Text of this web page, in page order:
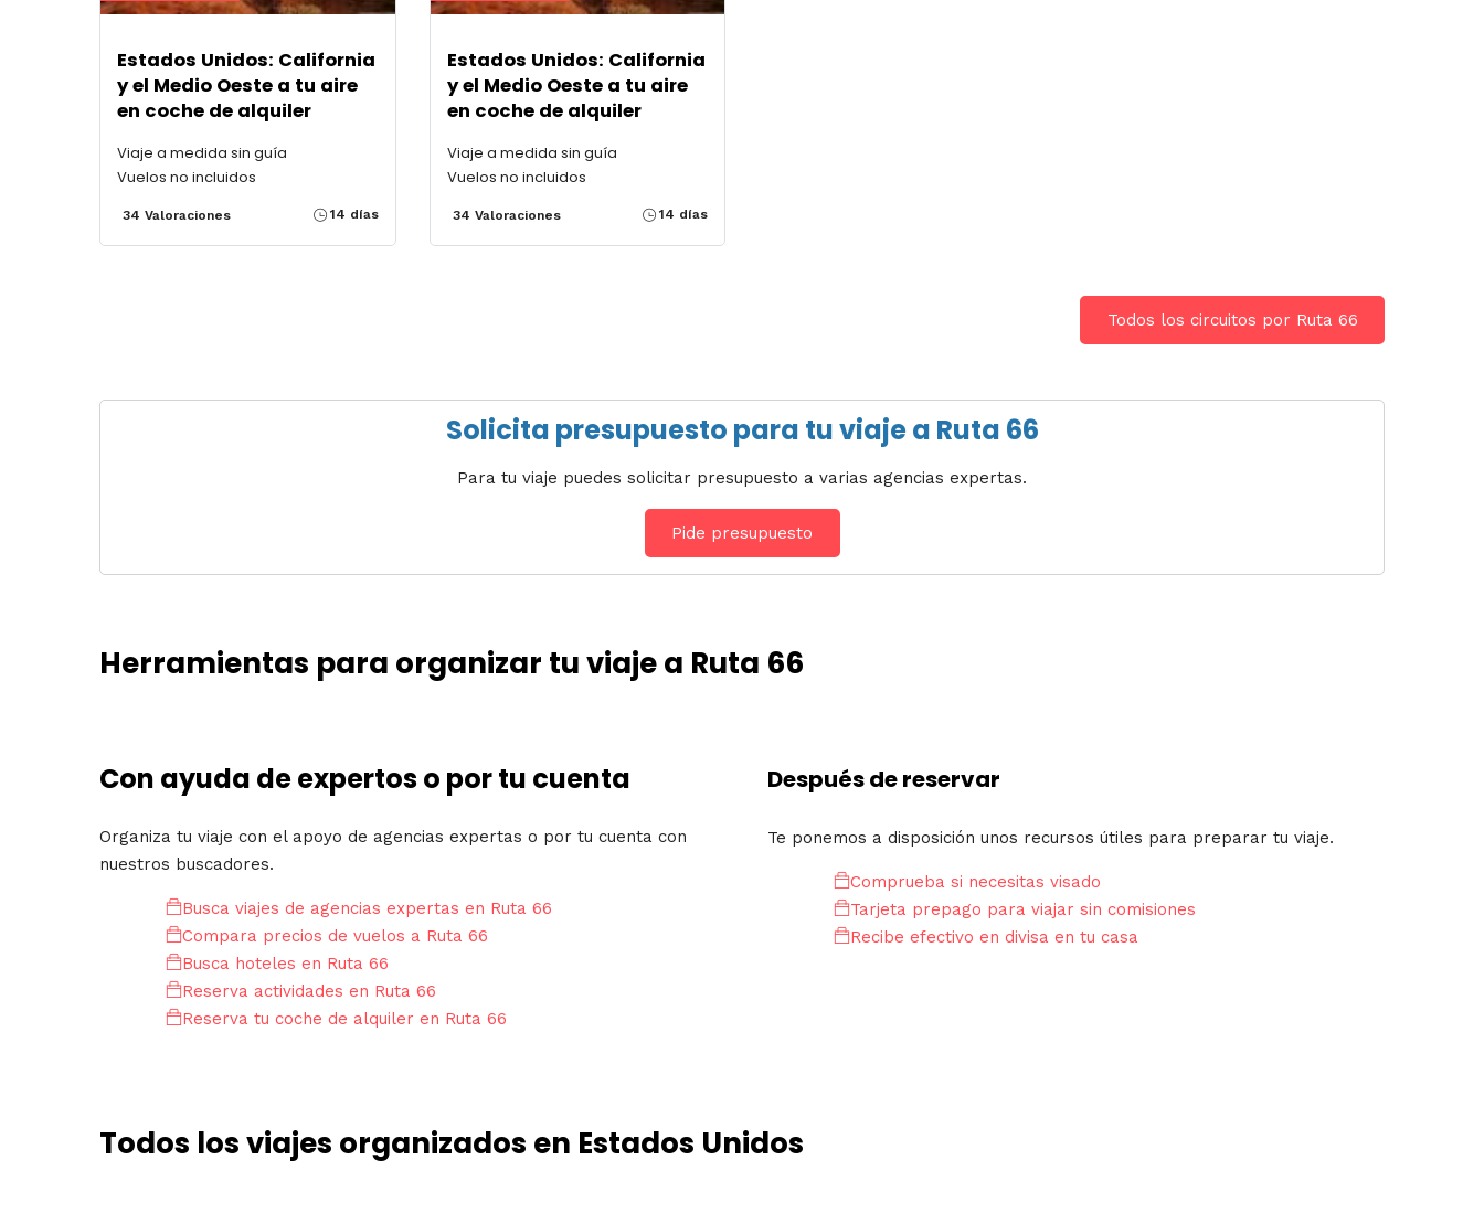
Estados Unidos: California
y el Medio Oeste a tu aire
en coche de alquiler
Viaje a medida sin guía
Vuelos no incluidos
34 Valoraciones 14 días
Estados Unidos: California
y el Medio Oeste a tu aire
en coche de alquiler
Viaje a medida sin guía
Vuelos no incluidos
34 Valoraciones 14 días
Todos los circuitos por Ruta 66
Solicita presupuesto para tu viaje a Ruta 66
Para tu viaje puedes solicitar presupuesto a varias agencias expertas.
Pide presupuesto
Herramientas para organizar tu viaje a Ruta 66
Con ayuda de expertos o por tu cuenta
Organiza tu viaje con el apoyo de agencias expertas o por tu cuenta con
nuestros buscadores.
Busca viajes de agencias expertas en Ruta 66
Compara precios de vuelos a Ruta 66
Busca hoteles en Ruta 66
Reserva actividades en Ruta 66
Reserva tu coche de alquiler en Ruta 66
Después de reservar
Te ponemos a disposición unos recursos útiles para preparar tu viaje.
Comprueba si necesitas visado
Tarjeta prepago para viajar sin comisiones
Recibe efectivo en divisa en tu casa
Todos los viajes organizados en Estados Unidos